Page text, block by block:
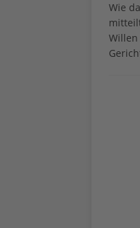
Wie
Willen